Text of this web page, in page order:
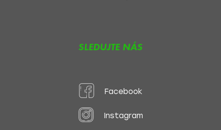
SLEDUJTE NÁS
Facebook
Instagram